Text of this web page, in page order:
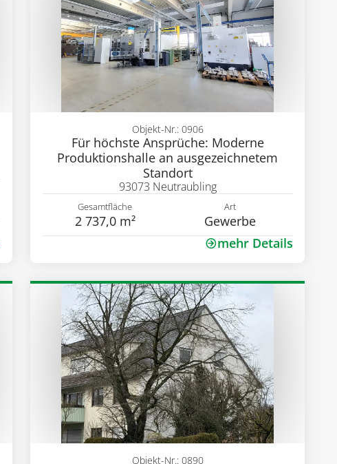
Für höchste Ansprüche: Moderne
Produktionshalle an ausgezeichnetem
Standort
Objekt-Nr.: 0906
93073 Neutraubling
Gesamtfläche
2 737,0 m²
Art
Gewerbe
mehr Details
Objekt-Nr.: 0890